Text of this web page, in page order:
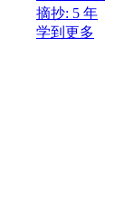
摘抄: 5 年
学到更多